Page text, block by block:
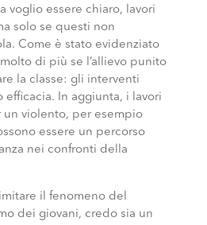
voglio essere chiaro, lavori
solo se questi non
Come è stato evidenziato
di più se l’allievo punito
la classe: gli interventi
efficacia. In aggiunta, i lavori
violento, per esempio
essere un percorso
nei confronti della
il fenomeno del
dei giovani, credo sia un